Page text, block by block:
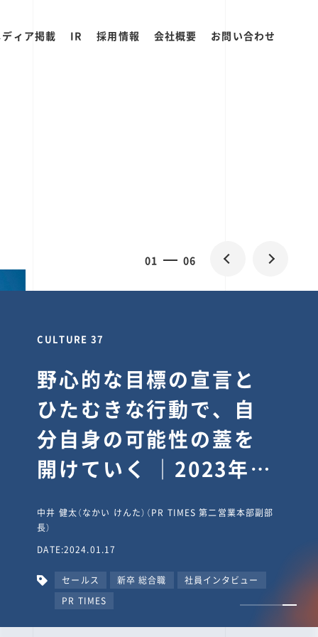
ィア掲載 IR 採用情報 会社概要 お問い合わせ
0 06
CULTURE 30
逆境では自分のスタン
スを変え“予想を裏切
り、期待を超える”【真
輔塾・前編】
山田真輔（やまだ しんすけ）（執行役員 兼 Jooto事業部
長）
DATE:2023.09.08
カルチャー CxO キャリア入社 Jooto